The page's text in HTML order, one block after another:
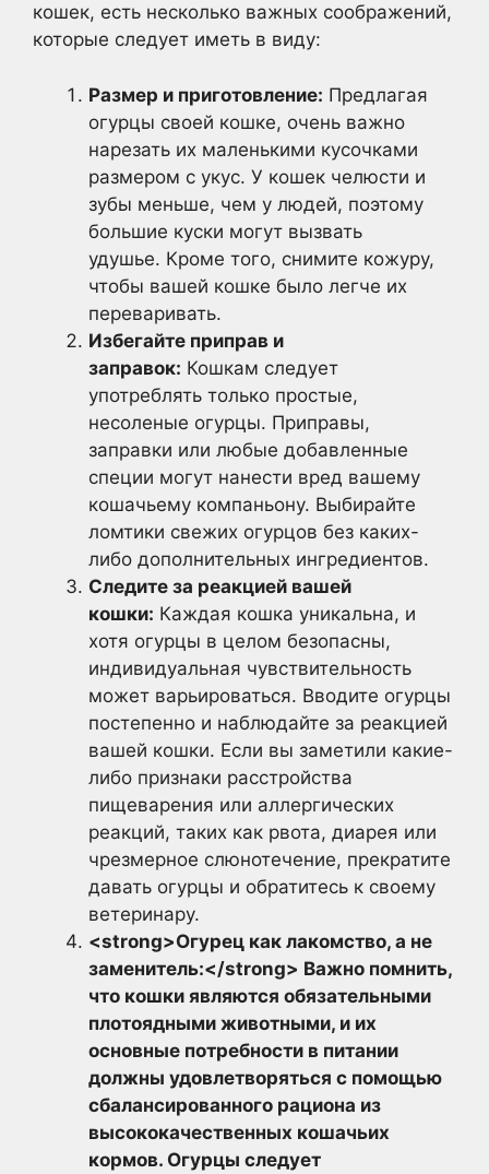
кошек, есть несколько важных соображений,
которые следует иметь в виду:
Размер и приготовление: Предлагая
огурцы своей кошке, очень важно
нарезать их маленькими кусочками
размером с укус. У кошек челюсти и
зубы меньше, чем у людей, поэтому
большие куски могут вызвать
удушье. Кроме того, снимите кожуру,
чтобы вашей кошке было легче их
переваривать.
Избегайте приправ и
заправок: Кошкам следует
употреблять только простые,
несоленые огурцы. Приправы,
заправки или любые добавленные
специи могут нанести вред вашему
кошачьему компаньону. Выбирайте
ломтики свежих огурцов без каких-
либо дополнительных ингредиентов.
Следите за реакцией вашей
кошки: Каждая кошка уникальна, и
хотя огурцы в целом безопасны,
индивидуальная чувствительность
может варьироваться. Вводите огурцы
постепенно и наблюдайте за реакцией
вашей кошки. Если вы заметили какие-
либо признаки расстройства
пищеварения или аллергических
реакций, таких как рвота, диарея или
чрезмерное слюнотечение, прекратите
давать огурцы и обратитесь к своему
ветеринару.
<strong>Огурец как лакомство, а не
заменитель:</strong> Важно помнить,
что кошки являются обязательными
плотоядными животными, и их
основные потребности в питании
должны удовлетворяться с помощью
сбалансированного рациона из
высококачественных кошачьих
кормов. Огурцы следует